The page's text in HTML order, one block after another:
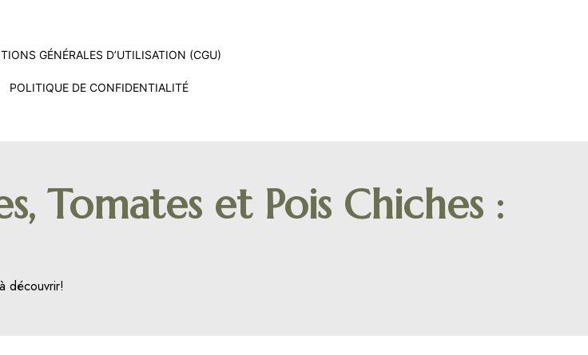
GÉNÉRALES D’UTILISATION (CGU)
POLITIQUE DE CONFIDENTIALITÉ
Tomates et Pois Chiches :
découvrir!